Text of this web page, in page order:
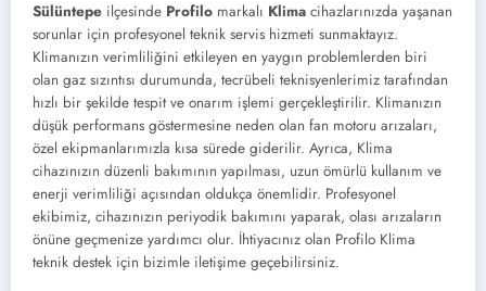
Sülüntepe ilçesinde Profilo markalı Klima cihazlarınızda yaşanan
sorunlar için profesyonel teknik servis hizmeti sunmaktayız.
Klimanızın verimliliğini etkileyen en yaygın problemlerden biri
olan gaz sızıntısı durumunda, tecrübeli teknisyenlerimiz tarafından
hızlı bir şekilde tespit ve onarım işlemi gerçekleştirilir. Klimanızın
düşük performans göstermesine neden olan fan motoru arızaları,
özel ekipmanlarımızla kısa sürede giderilir. Ayrıca, Klima
cihazınızın düzenli bakımının yapılması, uzun ömürlü kullanım ve
enerji verimliliği açısından oldukça önemlidir. Profesyonel
ekibimiz, cihazınızın periyodik bakımını yaparak, olası arızaların
önüne geçmenize yardımcı olur. İhtiyacınız olan Profilo Klima
teknik destek için bizimle iletişime geçebilirsiniz.